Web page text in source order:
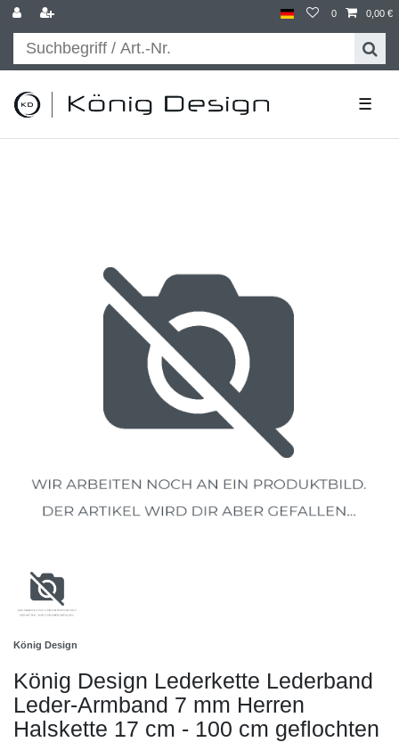
0 0,00 €
☰
König Design
König Design Lederkette Lederband
Leder-Armband 7 mm Herren
Halskette 17 cm - 100 cm geflochten